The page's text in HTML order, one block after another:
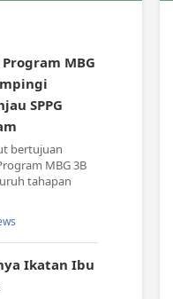
MBG
SPPG
bertujuan
MBG 3B
tahapan
Ikatan Ibu